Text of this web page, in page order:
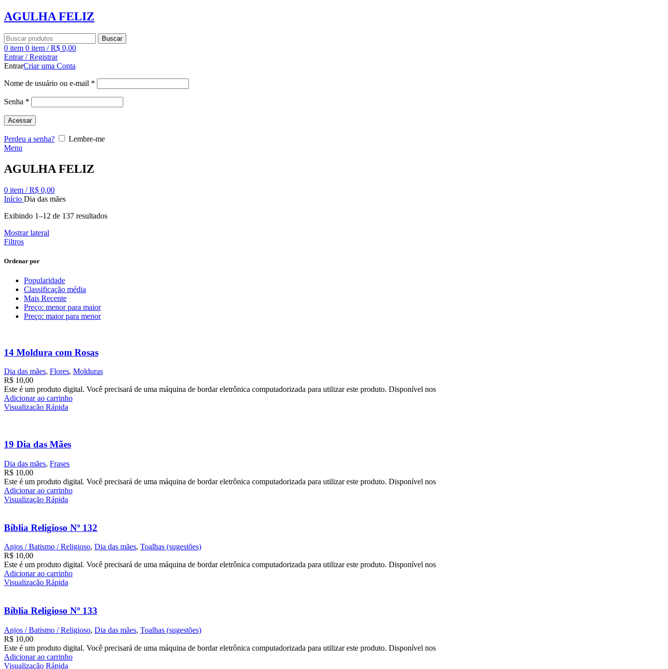
AGULHA FELIZ
Buscar
0 item 0 item / R$ 0,00
Entrar / Registrar
EntrarCriar uma Conta
Nome de usuário ou e-mail *
Senha *
Acessar
Perdeu a senha?
Lembre-me
Menu
AGULHA FELIZ
0 item / R$ 0,00
Início Dia das mães
Exibindo 1–12 de 137 resultados
Mostrar lateral
Filtros
Ordenar por
Popularidade
Classificação média
Mais Recente
Preço: menor para maior
Preço: maior para menor
14 Moldura com Rosas
Dia das mães, Flores, Molduras
R$ 10,00
Este é um produto digital. Você precisará de uma máquina de bordar eletrônica computadorizada para utilizar este produto. Disponível nos
Adicionar ao carrinho
Visualização Rápida
19 Dia das Mães
Dia das mães, Frases
R$ 10,00
Este é um produto digital. Você precisará de uma máquina de bordar eletrônica computadorizada para utilizar este produto. Disponível nos
Adicionar ao carrinho
Visualização Rápida
Bíblia Religioso Nº 132
Anjos / Batismo / Religioso, Dia das mães, Toalhas (sugestões)
R$ 10,00
Este é um produto digital. Você precisará de uma máquina de bordar eletrônica computadorizada para utilizar este produto. Disponível nos
Adicionar ao carrinho
Visualização Rápida
Bíblia Religioso Nº 133
Anjos / Batismo / Religioso, Dia das mães, Toalhas (sugestões)
R$ 10,00
Este é um produto digital. Você precisará de uma máquina de bordar eletrônica computadorizada para utilizar este produto. Disponível nos
Adicionar ao carrinho
Visualização Rápida